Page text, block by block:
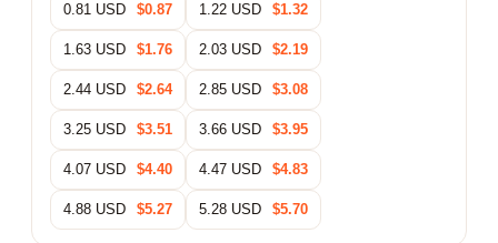
0.81 USD $0.87 1.22 USD $1.32
1.63 USD $1.76 2.03 USD $2.19
2.44 USD $2.64 2.85 USD $3.08
3.25 USD $3.51 3.66 USD $3.95
4.07 USD $4.40 4.47 USD $4.83
4.88 USD $5.27 5.28 USD $5.70